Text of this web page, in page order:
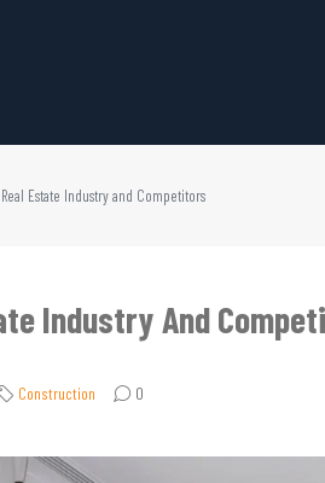
Real Estate Industry and Competitors
Industry And
Construction 0